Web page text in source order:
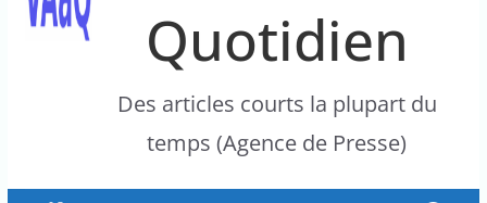
Quotidien
Des articles courts la plupart du
temps (Agence de Presse)